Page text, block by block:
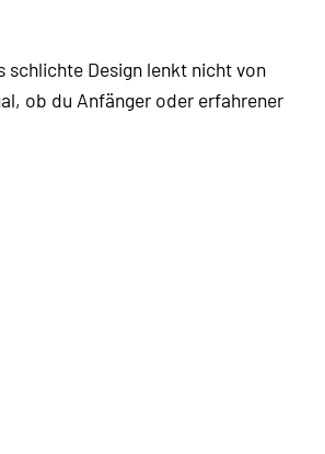
schlichte Design lenkt nicht von
ob du Anfänger oder erfahrener